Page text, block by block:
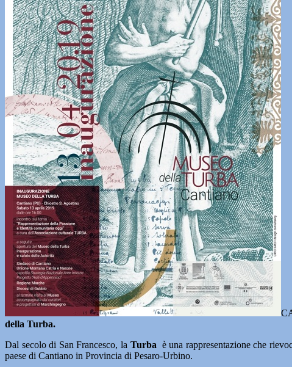
della Turba.
Dal secolo di San Francesco, la Turba è una rappresentazione che
paese di Cantiano in Provincia di Pesaro-Urbino.